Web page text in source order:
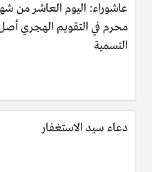
عاشوراء: اليوم العاشر من
محرم في التقويم الهجري
التسمية
دعاء سيد الاستغفار